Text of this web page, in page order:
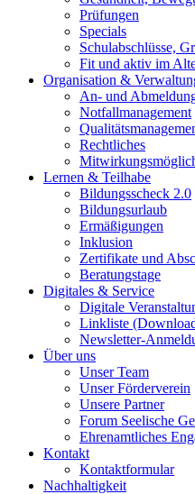
Prüfungen
Specials
Schulabschlüsse,
Fit und aktiv im
Organisation &
An- und
Notfallmanagement
Rechtliches
Lernen & Teilhabe
Bildungsscheck 2.0
Bildungsurlaub
Ermäßigungen
Inklusion
Zertifikate und
Beratungstage
Digitales & Service
Digitale
Linkliste
Newsletter-
Über uns
Unser Team
Unser Förderverein
Unsere Partner
Forum Seelische
Ehrenamtliches
Kontakt
Kontaktformular
Nachhaltigkeit